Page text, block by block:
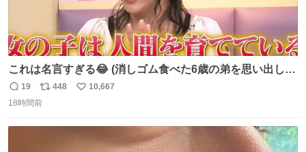
これは名言すぎる😂 (消しゴム食べた6歳の弟を思い出しな
がら)
返
信
19
リ
ポ
448
い
10,667
18時間前